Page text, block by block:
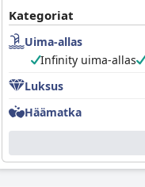
Kategoriat
Uima-allas
Infinity uima-allas
Luksus
Häämatka